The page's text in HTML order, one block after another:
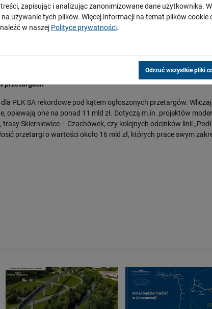
Polski składa się z modernizacji i elektryfikacji 75 km trasy
nowej linii, łączącej docelowo Podłęże z Tymbarkiem i Mszaną
które ułatwi komunikację Krakowa z Podhalem i Sądecczyzną.
– Nowy Sącz w ok. 60 minut. Natomiast podróż ze stolicy
90 minut. Fragmenty tej inwestycji finansowane są w ramach
Więcej o projekcie: www.podleze-piekielko.pl
przetargach
PLK SA rekordowe pod kątem ogłoszonych przetargów.
opiewają one na ponad 11 mld zł. Dotyczą m.in. projektów
trasy Skierniewice – Czachówek, czy kolejnych odcinków linii
przetargi o wartości około 16 mld zł, których prace swym
zapisując i analizując zanonimizowane dane użytkownika.
używanie tych plików. Więcej informacji na temat plików
w naszej Polityce prywatności.
Odrzuć wszystkie pliki